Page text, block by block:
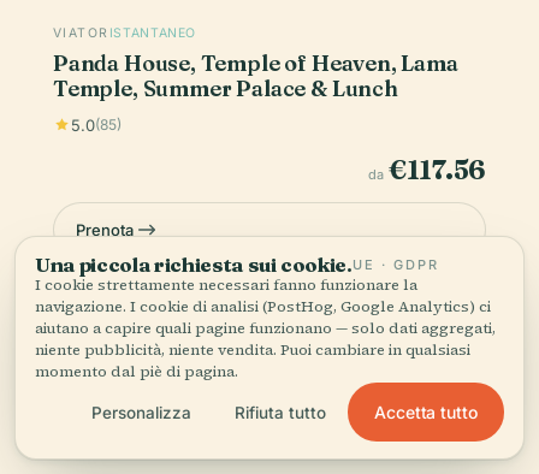
VIATOR ISTANTANEO
Panda House, Temple of Heaven, Lama
Temple, Summer Palace & Lunch
5.0(85)
da €117.56
Prenota
I prezzi sono indicativi — prezzo e disponibilità definitivi
vengono confermati al momento del pagamento. Audiala può
guadagnare una commissione dalle prenotazioni effettuate
tramite questi link.
Una piccola richiesta sui cookie.UE · GDPR
I cookie strettamente necessari fanno funzionare la
navigazione. I cookie di analisi (PostHog, Google Analytics) ci
aiutano a capire quali pagine funzionano — solo dati aggregati,
niente pubblicità, niente vendita. Puoi cambiare in qualsiasi
momento dal piè di pagina.
Personalizza Rifiuta tutto Accetta tutto